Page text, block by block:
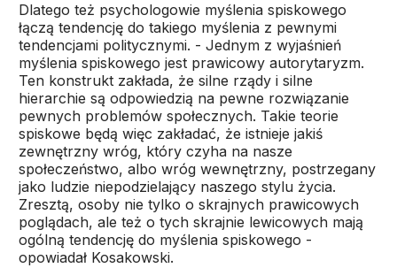
Dlatego też psychologowie myślenia spiskowego
łączą tendencję do takiego myślenia z pewnymi
tendencjami politycznymi. - Jednym z wyjaśnień
myślenia spiskowego jest prawicowy autorytaryzm.
Ten konstrukt zakłada, że silne rządy i silne
hierarchie są odpowiedzią na pewne rozwiązanie
pewnych problemów społecznych. Takie teorie
spiskowe będą więc zakładać, że istnieje jakiś
zewnętrzny wróg, który czyha na nasze
społeczeństwo, albo wróg wewnętrzny, postrzegany
jako ludzie niepodzielający naszego stylu życia.
Zresztą, osoby nie tylko o skrajnych prawicowych
poglądach, ale też o tych skrajnie lewicowych mają
ogólną tendencję do myślenia spiskowego -
opowiadał Kosakowski.